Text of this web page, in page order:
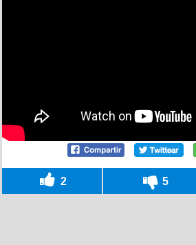
2 5